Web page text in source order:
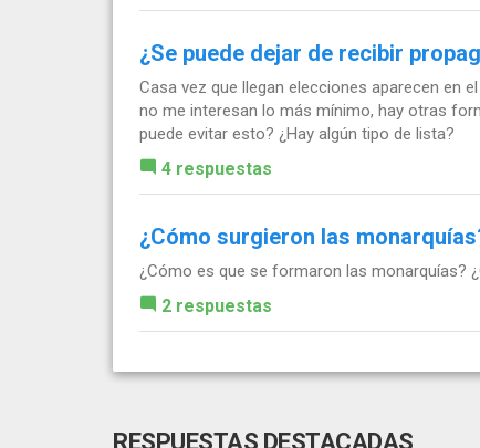
¿Se puede dejar de recibir
Casa vez que llegan elecciones aparecen en
no me interesan lo más mínimo, hay otras
puede evitar esto? ¿Hay algún tipo de lista?
4 respuestas
¿Cómo surgieron las
¿Cómo es que se formaron las monarquías?
2 respuestas
RESPUESTAS DESTACADAS